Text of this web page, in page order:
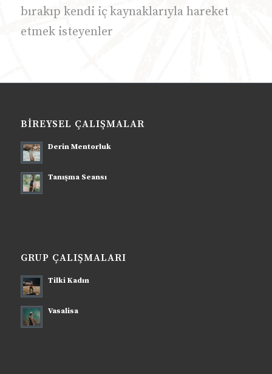
bırakıp kendi iç kaynaklarıyla hareket
etmek isteyenler
BIREYSEL ÇALIŞMALAR
Derin Mentorluk
Tanışma Seansı
GRUP ÇALIŞMALARI
Tilki Kadın
Vasalisa